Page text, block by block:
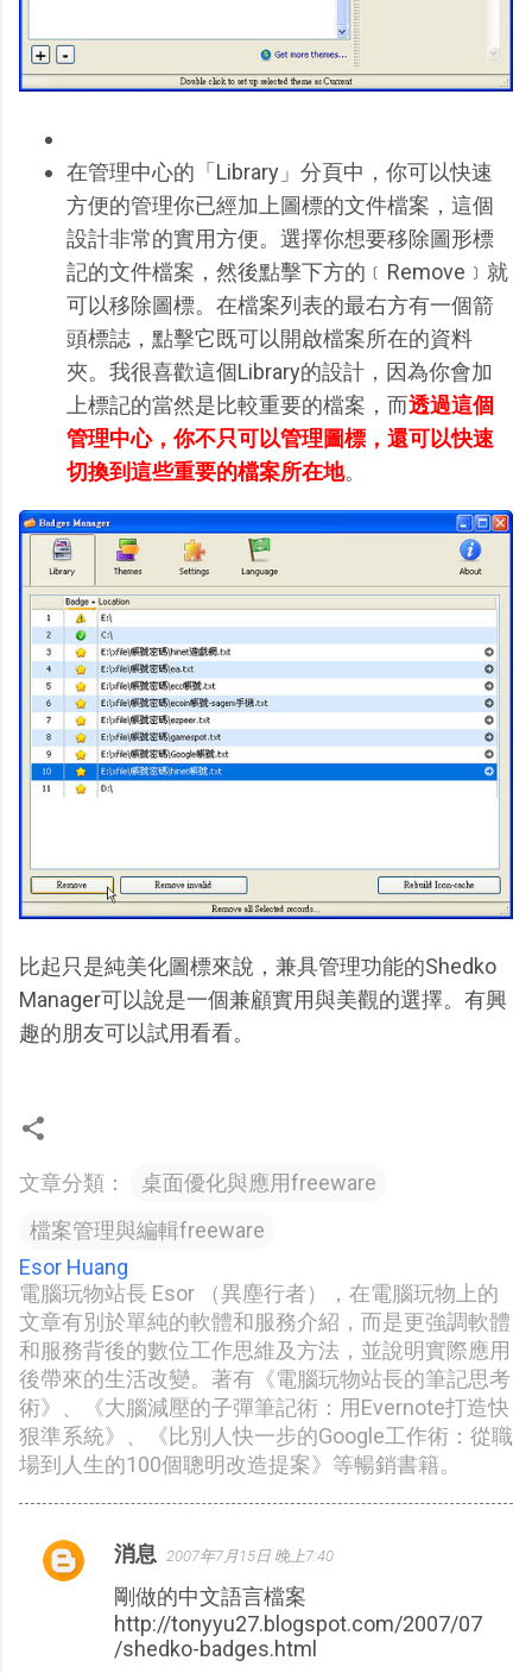
在管理中心的「Library」分頁中，你可以快速
方便的管理你已經加上圖標的文件檔案，這個
設計非常的實用方便。選擇你想要移除圖形標
記的文件檔案，然後點擊下方的﹝Remove﹞就
可以移除圖標。在檔案列表的最右方有一個箭
頭標誌，點擊它既可以開啟檔案所在的資料
夾。我很喜歡這個Library的設計，因為你會加
上標記的當然是比較重要的檔案，而透過這個
管理中心，你不只可以管理圖標，還可以快速
切換到這些重要的檔案所在地。
比起只是純美化圖標來說，兼具管理功能的Shedko
Manager可以說是一個兼顧實用與美觀的選擇。有興
趣的朋友可以試用看看。
文章分類：
桌面優化與應用freeware
檔案管理與編輯freeware
Esor Huang
電腦玩物站長 Esor （異塵行者），在電腦玩物上的
文章有別於單純的軟體和服務介紹，而是更強調軟體
和服務背後的數位工作思維及方法，並說明實際應用
後帶來的生活改變。著有《電腦玩物站長的筆記思考
術》、《大腦減壓的子彈筆記術：用Evernote打造快
狠準系統》、《比別人快一步的Google工作術：從職
場到人生的100個聰明改造提案》等暢銷書籍。
留
消息 2007年7月15日 晚上7:40
剛做的中文語言檔案
http://tonyyu27.blogspot.com/2007/07
/shedko-badges.html